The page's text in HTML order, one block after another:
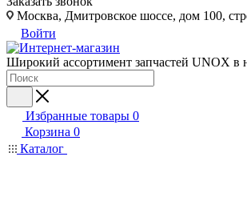
Москва, Дмитровское шоссе, дом 100,
Войти
Широкий ассортимент запчастей UNOX в
Избранные товары 0
Корзина 0
Каталог